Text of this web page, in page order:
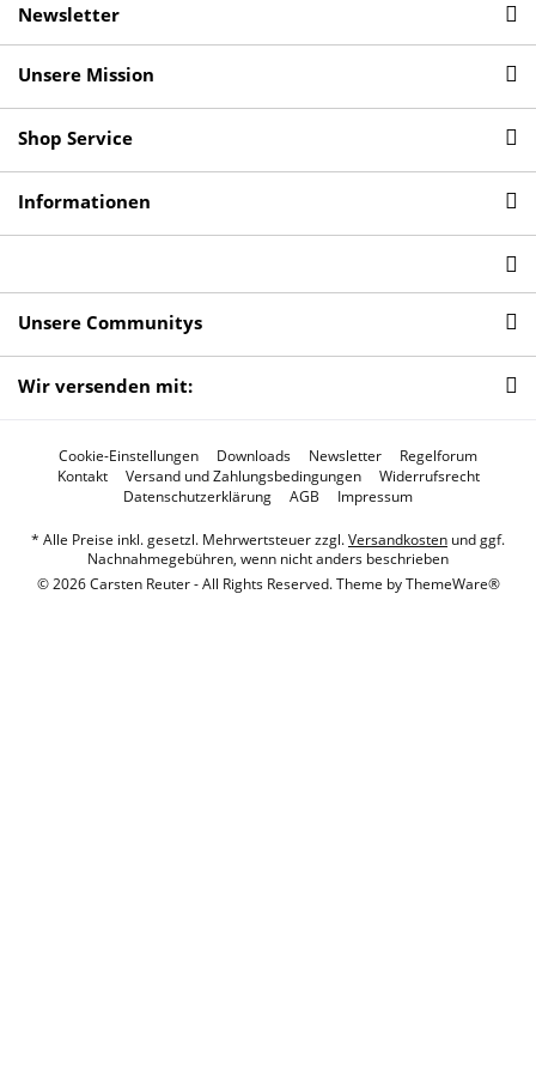
Newsletter
Unsere Mission
Shop Service
Informationen
Unsere Communitys
Wir versenden mit:
Cookie-Einstellungen Downloads Newsletter
Regelforum
Kontakt
Versand und Zahlungsbedingungen
Widerrufsrecht
Datenschutzerklärung
AGB Impressum
* Alle Preise inkl. gesetzl. Mehrwertsteuer zzgl.Versandkosten und ggf.
Nachnahmegebühren, wenn nicht anders beschrieben
© 2026 Carsten Reuter - All Rights Reserved. Theme byThemeWare®